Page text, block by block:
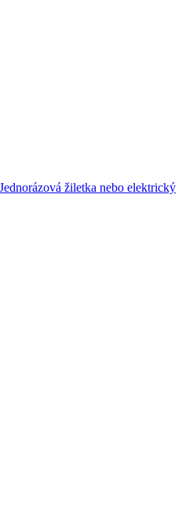
žiletka nebo elektrický